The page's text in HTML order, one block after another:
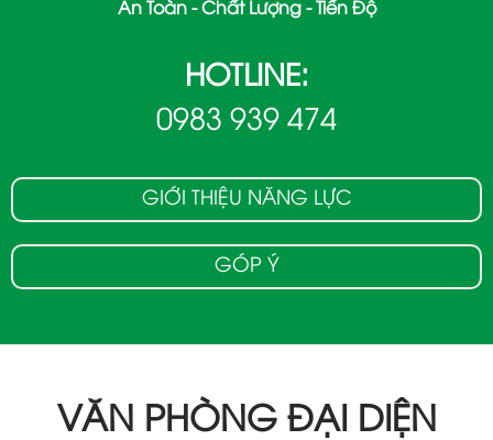
An Toàn - Chất Lượng - Tiến Độ
HOTLINE:
0983 939 474
GIỚI THIỆU NĂNG LỰC
GÓP Ý
VĂN PHÒNG ĐẠI DIỆN